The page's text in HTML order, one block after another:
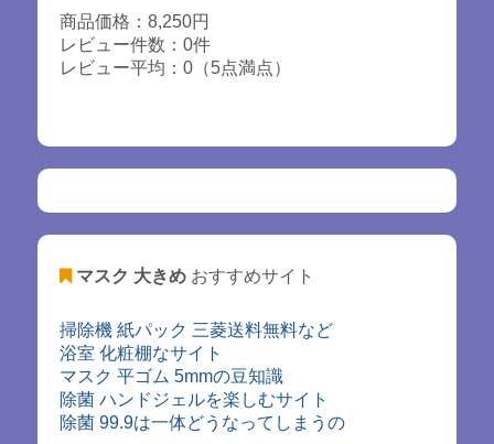
商品価格：8,250円
レビュー件数：0件
レビュー平均：0（5点満点）
マスク 大きめおすすめサイト
掃除機 紙パック 三菱送料無料など
浴室 化粧棚なサイト
マスク 平ゴム 5mmの豆知識
除菌 ハンドジェルを楽しむサイト
除菌 99.9は一体どうなってしまうの